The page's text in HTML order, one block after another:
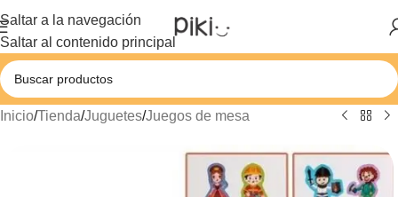
Saltar a la navegación
Saltar al contenido principal
Inicio/Tienda/Juguetes/Juegos de mesa